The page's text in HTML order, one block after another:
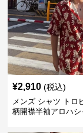
¥2,910 (税込)
メンズ シャツ トロ
柄開襟半袖アロハシ